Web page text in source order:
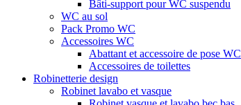
Bâti-support pour WC suspendu
WC au sol
Pack Promo WC
Accessoires WC
Abattant et accessoire de pose WC
Accessoires de toilettes
Robinetterie design
Robinet lavabo et vasque